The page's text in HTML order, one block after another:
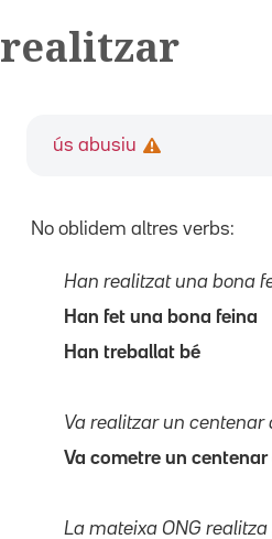
realitzar
ús abusiu
No oblidem altres verbs:
Han realitzat una bona
Han fet una bona feina
Han treballat bé
Va realitzar un centenar
Va cometre un
La mateixa ONG